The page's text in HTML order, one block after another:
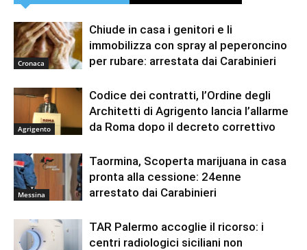
Cronaca
Chiude in casa i genitori e li
immobilizza con spray al peperoncino
per rubare: arrestata dai Carabinieri
Agrigento
Codice dei contratti, l’Ordine degli
Architetti di Agrigento lancia l’allarme
da Roma dopo il decreto correttivo
Messina
Taormina, Scoperta marijuana in casa
pronta alla cessione: 24enne
arrestato dai Carabinieri
TAR Palermo accoglie il ricorso: i
centri radiologici siciliani non